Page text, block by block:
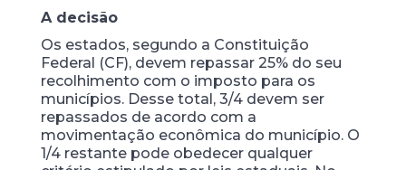
A decisão
Os estados, segundo a Constituição
Federal (CF), devem repassar 25% do seu
recolhimento com o imposto para os
municípios. Desse total, 3/4 devem ser
repassados de acordo com a
movimentação econômica do município. O
1/4 restante pode obedecer qualquer